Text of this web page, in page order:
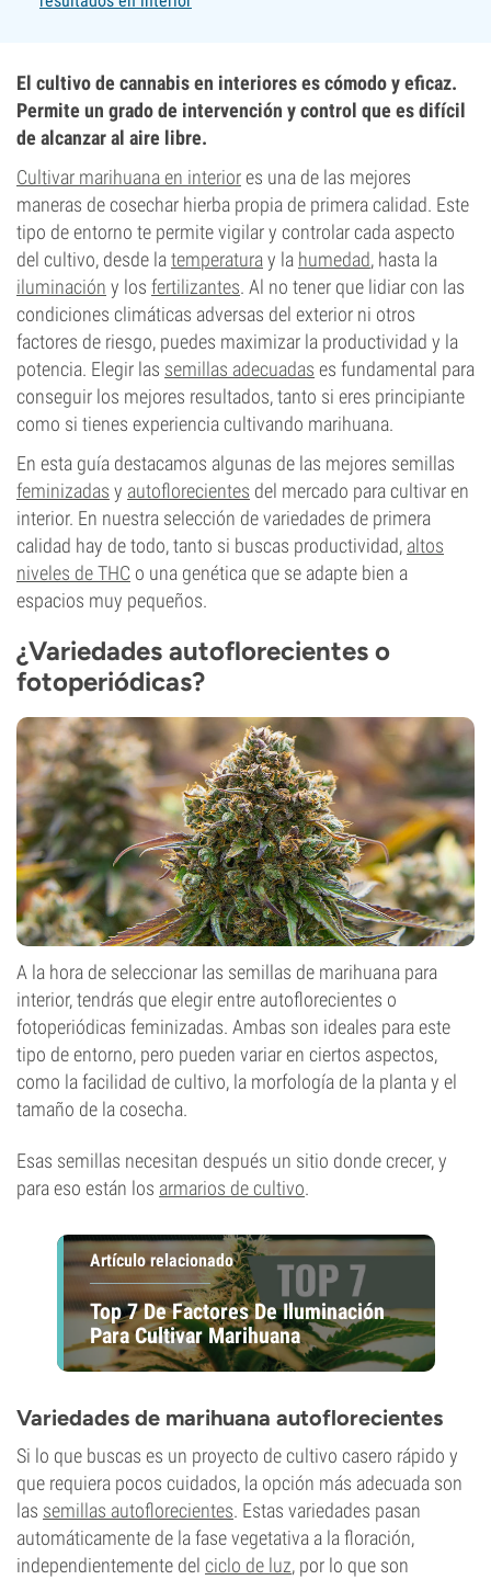
El cultivo de cannabis en interiores es cómodo y eficaz.
Permite un grado de intervención y control que es difícil
de alcanzar al aire libre.
Cultivar marihuana en interiores una de las mejores
maneras de cosechar hierba propia de primera calidad. Este
tipo de entorno te permite vigilar y controlar cada aspecto
del cultivo, desde latemperaturay la humedad, hasta la
iluminación y los fertilizantes. Al no tener que lidiar con las
condiciones climáticas adversas del exterior ni otros
factores de riesgo, puedes maximizar la productividad y la
potencia. Elegir las semillas adecuadas es fundamental para
conseguir los mejores resultados, tanto si eres principiante
como si tienes experiencia cultivando marihuana.
En esta guía destacamos algunas de las mejores semillas
feminizadas y autoflorecientes del mercado para cultivar en
interior. En nuestra selección de variedades de primera
calidad hay de todo, tanto si buscas productividad, altos
niveles de THC o una genética que se adapte bien a
espacios muy pequeños.
¿Variedades autoflorecientes o
fotoperiódicas?
A la hora de seleccionar las semillas de marihuana para
interior, tendrás que elegir entre autoflorecientes o
fotoperiódicas feminizadas. Ambas son ideales para este
tipo de entorno, pero pueden variar en ciertos aspectos,
como la facilidad de cultivo, la morfología de la planta y el
tamaño de la cosecha.
Esas semillas necesitan después un sitio donde crecer, y
para eso están los armarios de cultivo.
Artículo relacionado
Top 7 De Factores De Iluminación
Para Cultivar Marihuana
Variedades de marihuana autoflorecientes
Si lo que buscas es un proyecto de cultivo casero rápido y
que requiera pocos cuidados, la opción más adecuada son
las semillas autoflorecientes. Estas variedades pasan
automáticamente de la fase vegetativa a la floración,
independientemente del ciclo de luz, por lo que son